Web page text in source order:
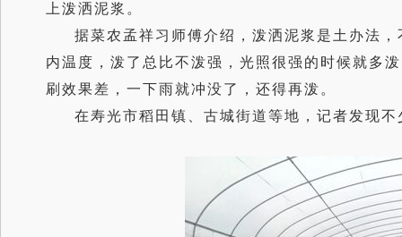
上泼洒泥浆。
据菜农孟祥习师傅介绍，泼洒泥浆是土办法
内温度，泼了总比不泼强，光照很强的时候就多
刷效果差，一下雨就冲没了，还得再泼。
在寿光市稻田镇、古城街道等地，记者发现